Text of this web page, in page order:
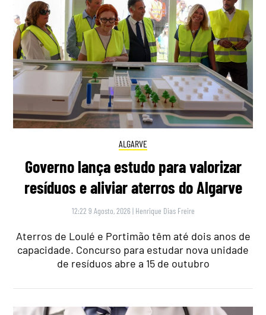
ALGARVE
Governo lança estudo para valorizar
resíduos e aliviar aterros do Algarve
12:22 9 Agosto, 2026 | Henrique Dias Freire
Aterros de Loulé e Portimão têm até dois anos de
capacidade. Concurso para estudar nova unidade
de resíduos abre a 15 de outubro